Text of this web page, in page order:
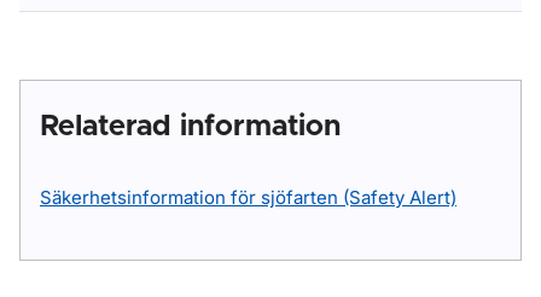
Relaterad information
Säkerhetsinformation för sjöfarten (Safety Alert)